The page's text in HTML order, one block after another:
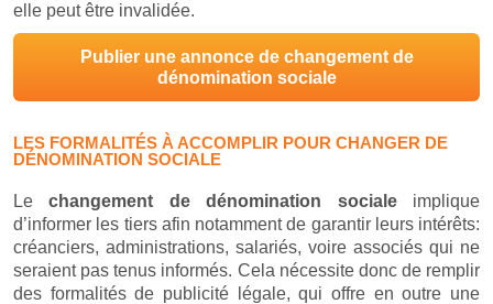
elle peut être invalidée.
Publier une annonce de changement de
dénomination sociale
LES FORMALITÉS À ACCOMPLIR POUR CHANGER DE
DÉNOMINATION SOCIALE
Lechangement de dénomination socialeimplique
d’informer les tiers afin notamment de garantir leurs intérêts:
créanciers, administrations, salariés, voire associés qui ne
seraient pas tenus informés. Cela nécessite donc de remplir
des formalités de publicité légale, qui offre en outre une